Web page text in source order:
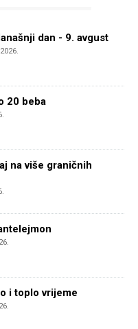
dan - 9. avgust
20 beba
na više graničnih
i toplo vrijeme